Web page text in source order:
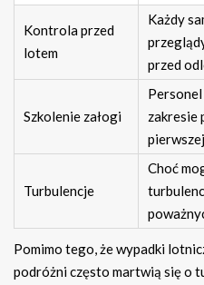
Kontrola przed
lotem
Każdy
przed
Szkolenie załogi
zakresie
Turbulencje
Choć
Pomimo tego, że wypadki
podróżni często martwią się o